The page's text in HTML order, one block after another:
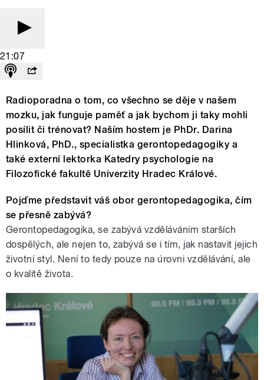
21:07
Radioporadna o tom, co všechno se děje v našem
mozku, jak funguje paměť a jak bychom ji taky mohli
posílit či trénovat? Naším hostem je PhDr. Darina
Hlinková, PhD., specialistka gerontopedagogiky a
také externí lektorka Katedry psychologie na
Filozofické fakultě Univerzity Hradec Králové.
Pojďme představit váš obor gerontopedagogika, čím
se přesně zabývá?
Gerontopedagogika, se zabývá vzděláváním starších
dospělých, ale nejen to, zabývá se i tím, jak nastavit jejich
životní styl. Není to tedy pouze na úrovni vzdělávání, ale
o kvalitě života.